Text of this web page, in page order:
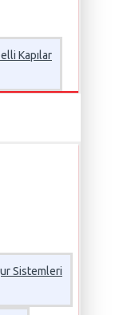
Kapılar
Sistemleri